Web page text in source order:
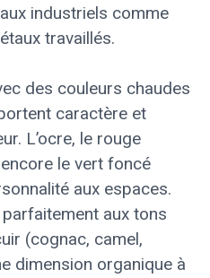
industriels comme
travaillés.
des couleurs chaudes
caractère et
L’ocre, le rouge
le vert foncé
aux espaces.
aux tons
(cognac, camel,
dimension organique à